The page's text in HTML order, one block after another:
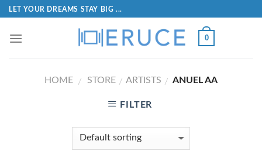
LET YOUR DREAMS STAY BIG ...
0
HOME / STORE / ARTISTS / ANUEL AA
FILTER